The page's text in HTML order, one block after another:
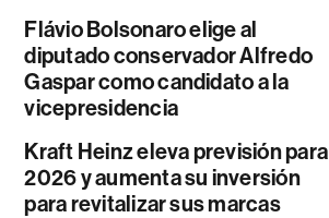
Flávio Bolsonaro elige al
diputado conservador Alfredo
Gaspar como candidato a la
vicepresidencia
Kraft Heinz eleva previsión para
2026 y aumenta su inversión
para revitalizar sus marcas